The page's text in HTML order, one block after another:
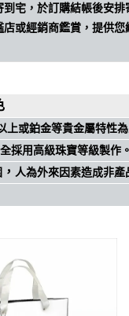
宅，於訂購結帳後安排
或經銷商鑑賞，提供
上或鉑金等貴金屬特性
採用高級珠寶等級製作
， 人為外來因素造成非產